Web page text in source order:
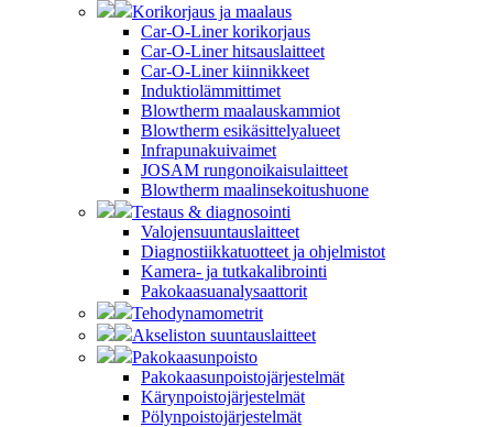
Korikorjaus ja maalaus
Car-O-Liner korikorjaus
Car-O-Liner hitsauslaitteet
Car-O-Liner kiinnikkeet
Induktiolämmittimet
Blowtherm maalauskammiot
Blowtherm esikäsittelyalueet
Infrapunakuivaimet
JOSAM rungonoikaisulaitteet
Blowtherm maalinsekoitushuone
Testaus & diagnosointi
Valojensuuntauslaitteet
Diagnostiikkatuotteet ja ohjelmistot
Kamera- ja tutkakalibrointi
Pakokaasuanalysaattorit
Tehodynamometrit
Akseliston suuntauslaitteet
Pakokaasunpoisto
Pakokaasunpoistojärjestelmät
Kärynpoistojärjestelmät
Pölynpoistojärjestelmät